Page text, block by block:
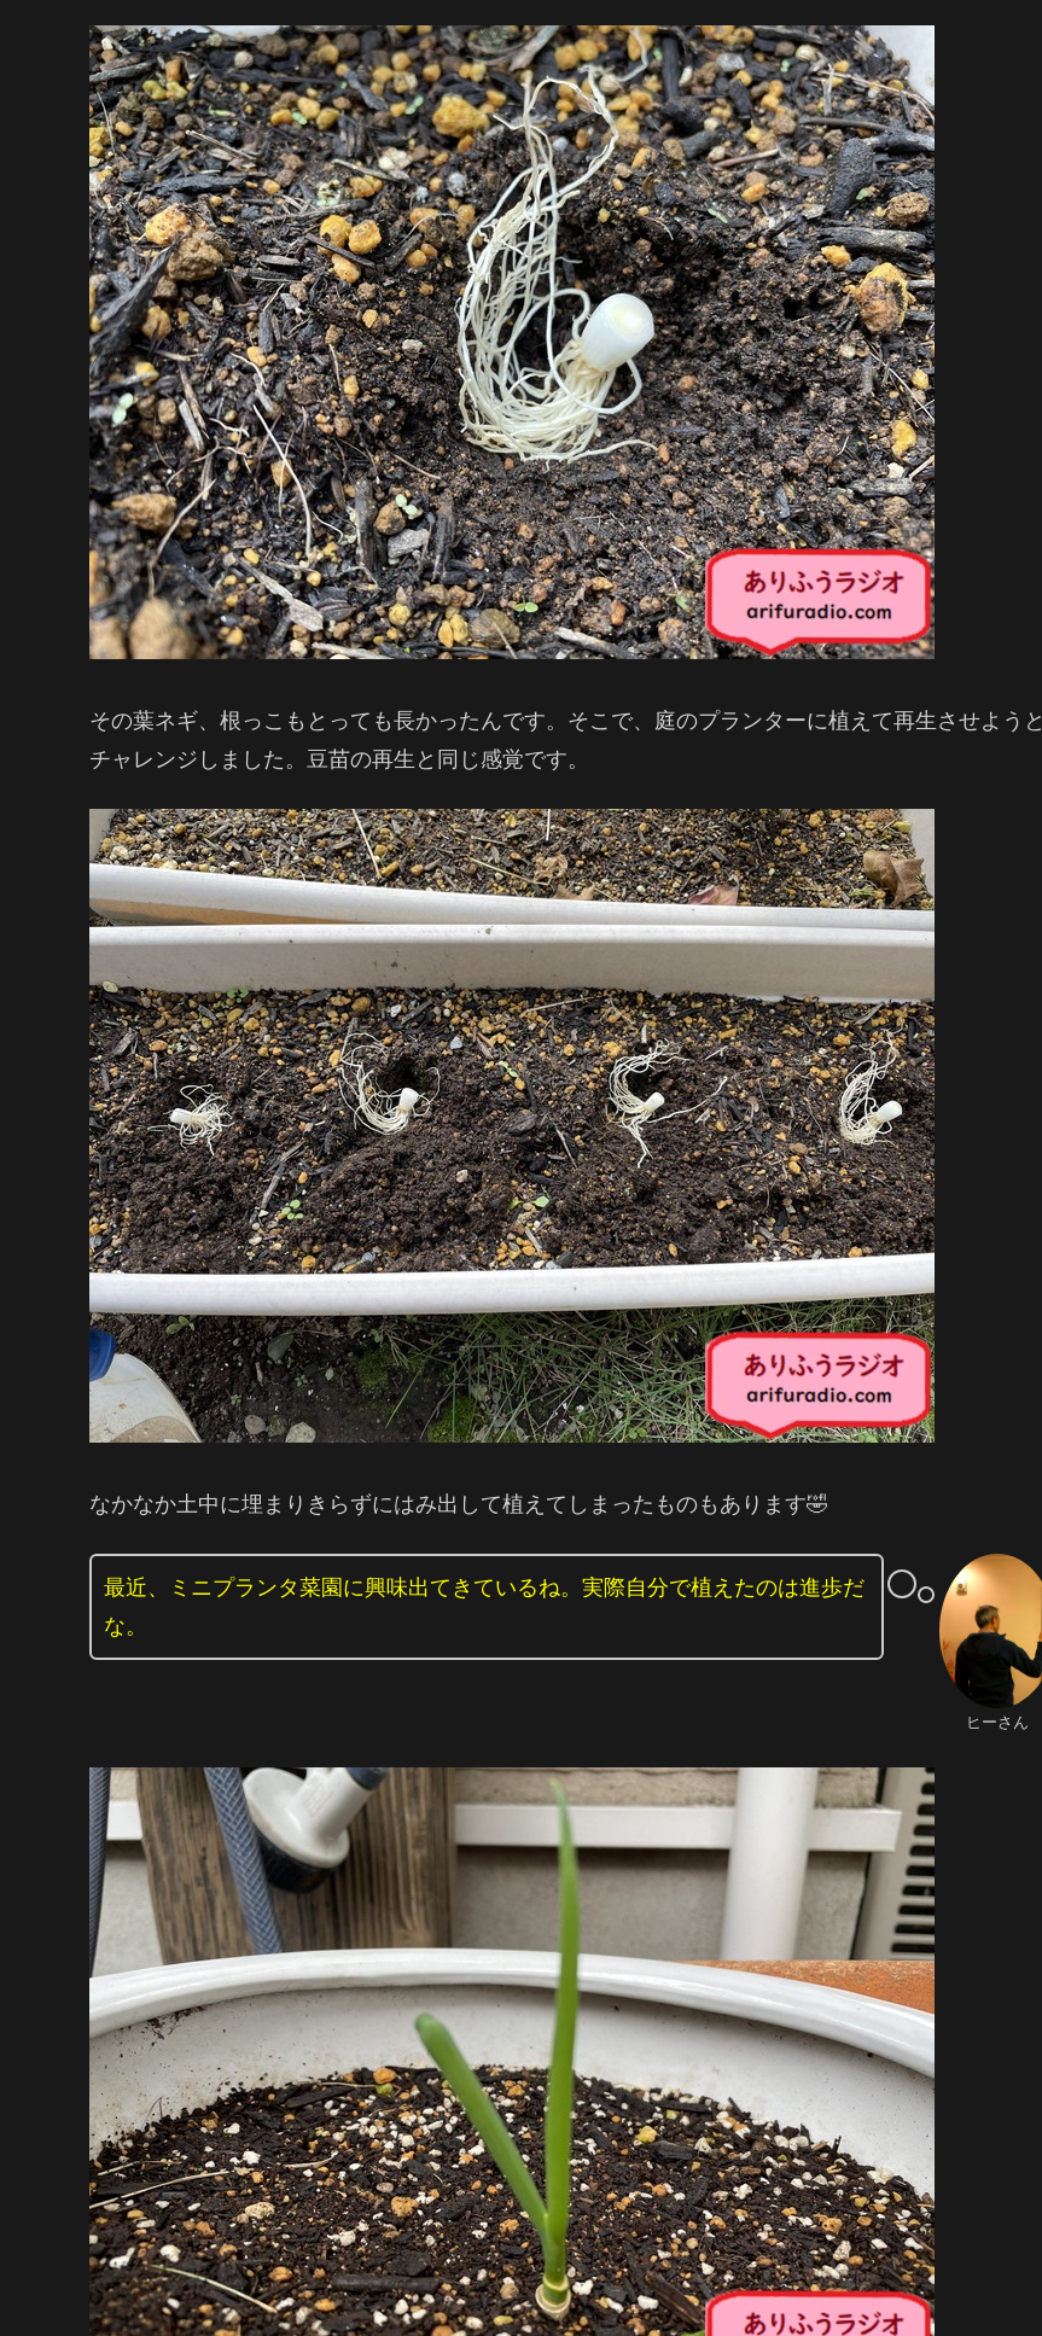
その葉ネギ、根っこもとっても長かったんです。そこで、庭のプランターに植えて再生させようと
チャレンジしました。豆苗の再生と同じ感覚です。
なかなか土中に埋まりきらずにはみ出して植えてしまったものもあります🤣
ヒーさん
最近、ミニプランタ菜園に興味出てきているね。実際自分で植えたのは進歩だ
な。